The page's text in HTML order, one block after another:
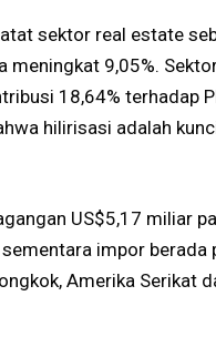
sektor real estate
meningkat 9,05%.
18,64% terhadap
hilirisasi adalah
US$5,17 miliar
impor berada
Amerika Serikat